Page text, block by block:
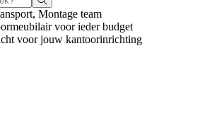
Montage team
voor ieder budget
voor jouw kantoorinrichting